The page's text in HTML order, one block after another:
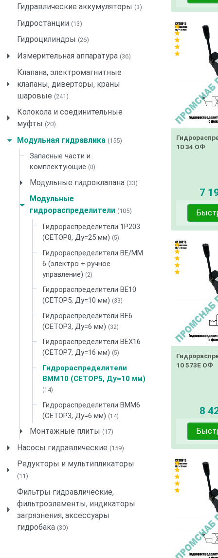
Гидравлические аккумуляторы (3)
Гидростанции (13)
Гидроцилиндры (26)
Измерительная аппаратура (36)
Клапана, электромагнитные
клапаны, диверторы, краны
шаровые (241)
Колокола и соединительные
муфты (20)
Модульная гидравлика (155)
Запасные части и
комплектующие (0)
Модульные гидроклапана (33)
Модульные
гидрораспределители (105)
Гидрораспределители 1Р203
(CETOP8, Ду=25 мм) (5)
Гидрораспределители ВЕ/ММ
6 (электро + ручное
управление) (2)
Гидрораспределители ВЕ10
(CETOP5, Ду=10 мм) (33)
Гидрораспределители ВЕ6
(CETOP3, Ду=6 мм) (32)
Гидрораспределители ВЕХ16
(CETOP7, Ду=16 мм) (5)
Гидрораспределители
ВММ10 (CETOP5, Ду=10 мм)
(14)
Гидрораспределители ВММ6
(CETOP3, Ду=6 мм) (14)
Монтажные плиты (17)
Насосы гидравлические (159)
Редукторы и мультипликаторы
(11)
Фильтры гидравлические,
фильтроэлементы, индикаторы
загрязнения, аксессуары
гидробака (30)
10 34 ОФ
7
star
star
star
star
star
10 573Е ОФ
8
star
star
star
star
star
star
star
star
star
star